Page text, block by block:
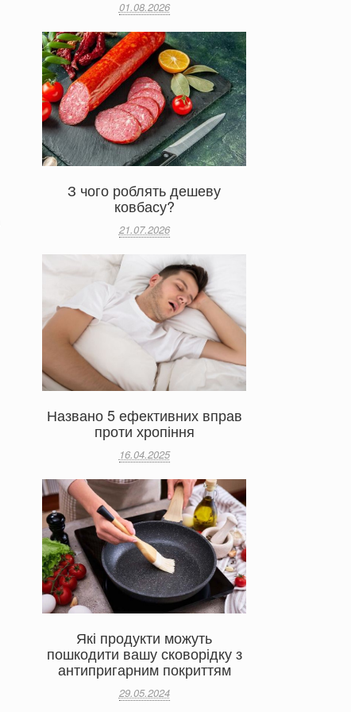
01.08.2026
З чого роблять дешеву
ковбасу?
21.07.2026
Названо 5 ефективних вправ
проти хропіння
16.04.2025
Які продукти можуть
пошкодити вашу сковорідку з
антипригарним покриттям
29.05.2024